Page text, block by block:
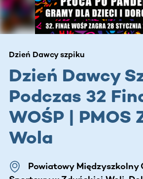
Dzień Dawcy szpiku
Dzień Dawcy
Podczas 32
WOŚP | PMOS
Wola
Powiatowy Międzyszkolny